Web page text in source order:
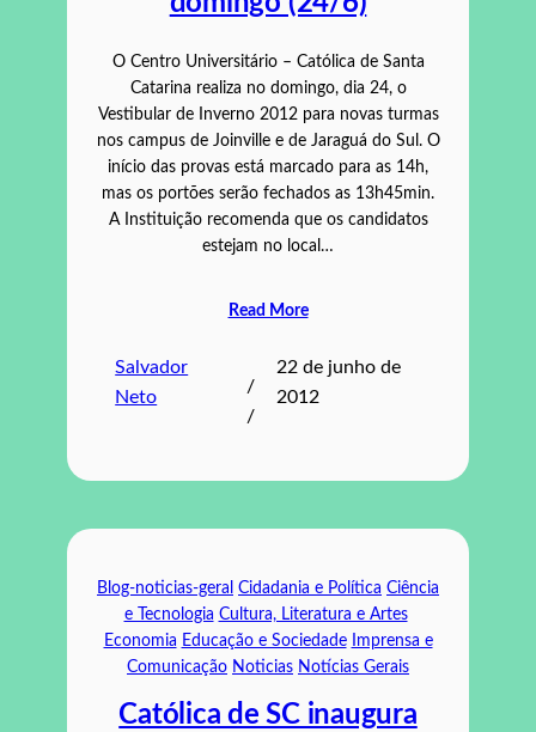
O Centro Universitário – Católica de Santa
Catarina realiza no domingo, dia 24, o
Vestibular de Inverno 2012 para novas turmas
nos campus de Joinville e de Jaraguá do Sul. O
início das provas está marcado para as 14h,
mas os portões serão fechados as 13h45min.
A Instituição recomenda que os candidatos
estejam no local…
Read More
Salvador
Neto
/
/
22 de junho de
2012
Blog-noticias-geral Cidadania e Política Ciência
e Tecnologia Cultura, Literatura e Artes
Economia Educação e Sociedade
Imprensa e
Comunicação Noticias Notícias Gerais
Católica de SC inaugura